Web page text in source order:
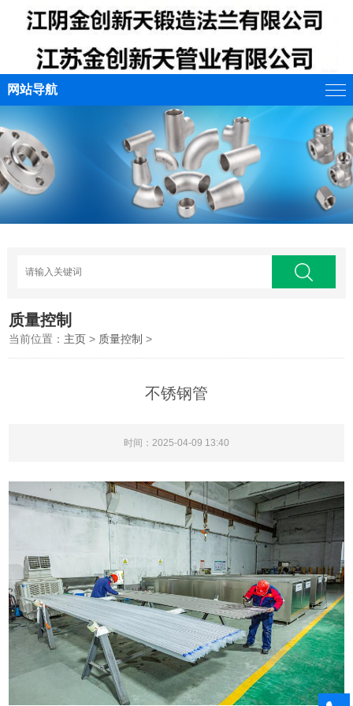
网站导航
质量控制
当前位置： 主页 > 质量控制 >
不锈钢管
时间：2025-04-09 13:40